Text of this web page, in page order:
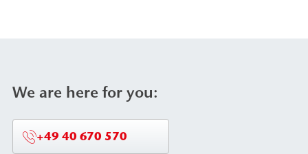
We are here for you:
+49 40 670 570